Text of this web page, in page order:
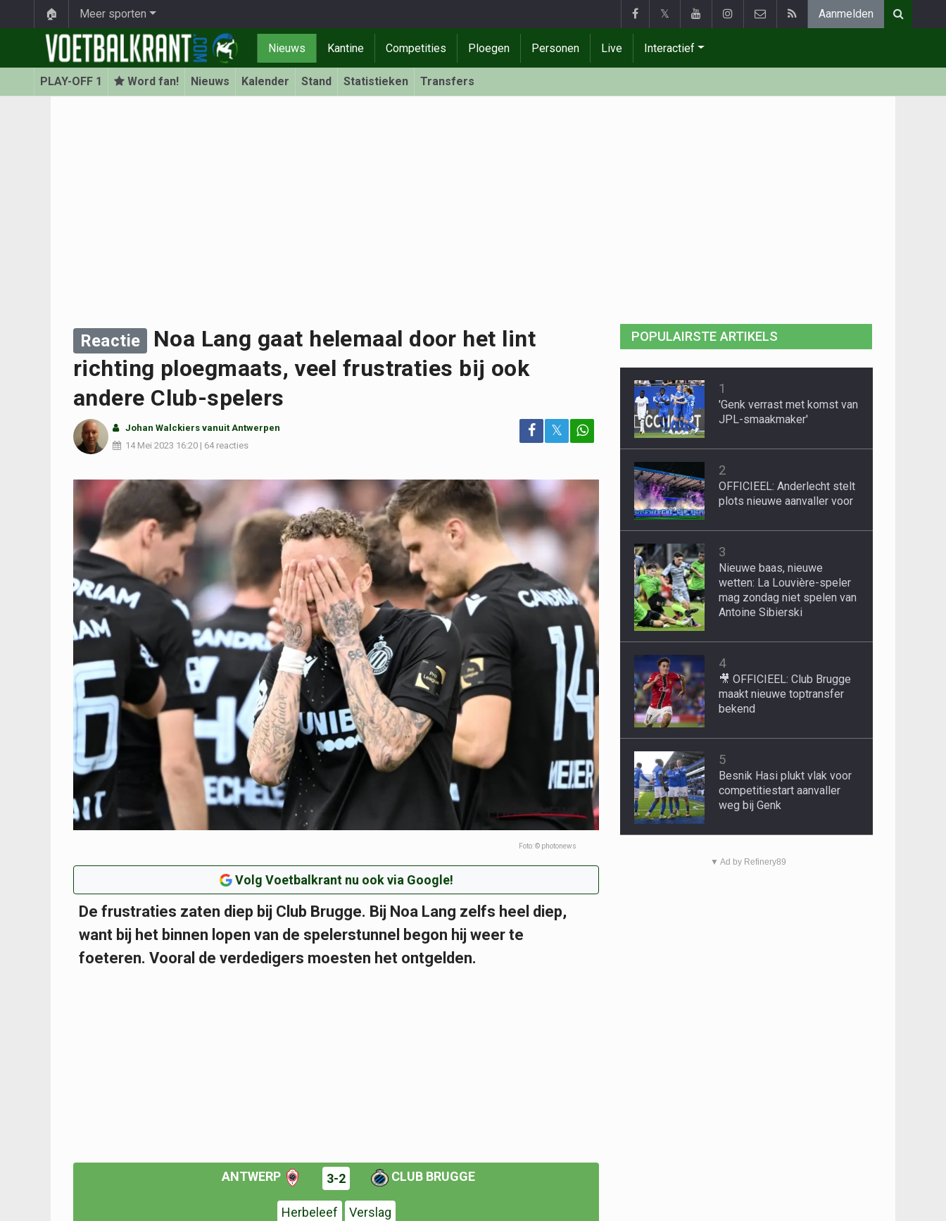
🏠 Meer sporten 𝕏 Aanmelden
Nieuws Kantine Competities Ploegen Personen Live Interactief
PLAY-OFF 1 Word fan! Nieuws Kalender Stand Statistieken Transfers
Reactie
Noa Lang gaat helemaal door het lint
richting ploegmaats, veel frustraties bij ook
andere Club-spelers
Johan Walckiers vanuit Antwerpen
14 Mei 2023 16:20 | 64 reacties
𝕏
Foto: © photonews
Volg Voetbalkrant nu ook via Google!
De frustraties zaten diep bij Club Brugge. Bij Noa Lang zelfs heel diep,
want bij het binnen lopen van de spelerstunnel begon hij weer te
foeteren. Vooral de verdedigers moesten het ontgelden.
ANTWERP 3-2 CLUB BRUGGE
Herbeleef Verslag
POPULAIRSTE ARTIKELS
1
'Genk verrast met komst van
JPL-smaakmaker'
2
OFFICIEEL: Anderlecht stelt
plots nieuwe aanvaller voor
3
Nieuwe baas, nieuwe
wetten: La Louvière-speler
mag zondag niet spelen van
Antoine Sibierski
4
🎥 OFFICIEEL: Club Brugge
maakt nieuwe toptransfer
bekend
5
Besnik Hasi plukt vlak voor
competitiestart aanvaller
weg bij Genk
▼ Ad by Refinery89